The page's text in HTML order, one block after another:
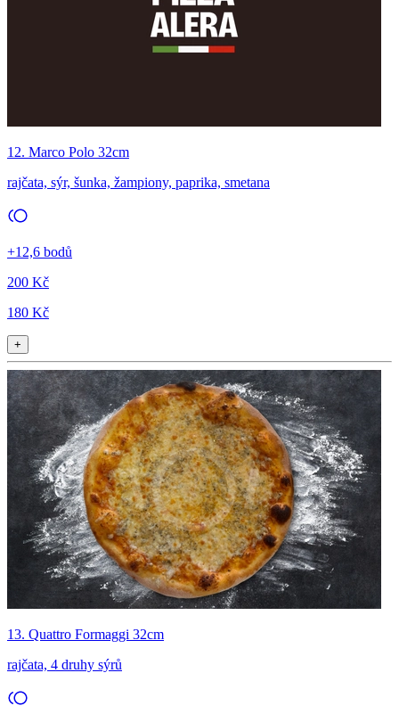
12. Marco Polo 32cm
rajčata, sýr, šunka, žampiony, paprika, smetana
+12,6 bodů
200 Kč
180 Kč
+
13. Quattro Formaggi 32cm
rajčata, 4 druhy sýrů